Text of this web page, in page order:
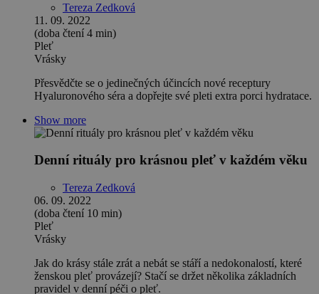
Tereza Zedková
11. 09. 2022
(doba čtení 4 min)
Pleť
Vrásky
Přesvědčte se o jedinečných účincích nové receptury
Hyaluronového séra a dopřejte své pleti extra porci hydratace.
Show more
Denní rituály pro krásnou pleť v každém věku
Tereza Zedková
06. 09. 2022
(doba čtení 10 min)
Pleť
Vrásky
Jak do krásy stále zrát a nebát se stáří a nedokonalostí, které
ženskou pleť provázejí? Stačí se držet několika základních
pravidel v denní péči o pleť.